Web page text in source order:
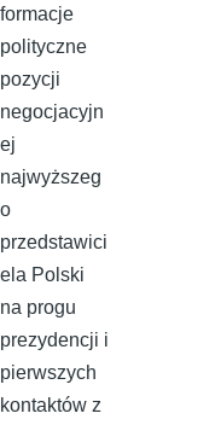
formacje
polityczne
pozycji
negocjacyjn
ej
najwyższeg
o
przedstawici
ela Polski
na progu
prezydencji i
pierwszych
kontaktów z